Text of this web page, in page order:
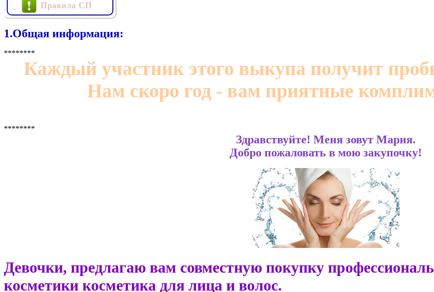
Правила СП
1.Общая информация:
********
Каждый участник этого выкупа получит
Нам скоро год - вам приятные
********
Здравствуйте! Меня зовут Мария.
Добро пожаловать в мою закупочку!
Девочки, предлагаю вам совместную покупку
косметики косметика для лица и волос.